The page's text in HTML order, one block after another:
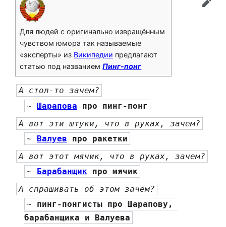
Для людей с оригинально извращённым
чувством юмора так называемые
«эксперты» из Википедии предлагают
статью под названиемПинг-понг
А стол-то зачем?
~ Шарапова про пинг-понг
А вот эти штуки, что в руках, зачем?
~ Валуев про ракетки
А вот этот мячик, что в руках, зачем?
~ Барабанщик про мячик
А спрашивать об этом зачем?
~ пинг-понгисты про Шарапову,
барабанщика и Валуева